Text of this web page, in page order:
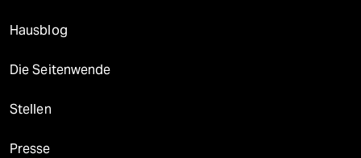
Hausblog
Die Seitenwende
Stellen
Presse